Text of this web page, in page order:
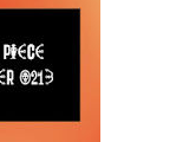
Di Kawasan